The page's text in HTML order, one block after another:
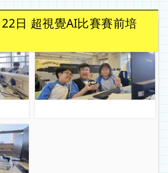
日 超視覺AI比賽賽前培